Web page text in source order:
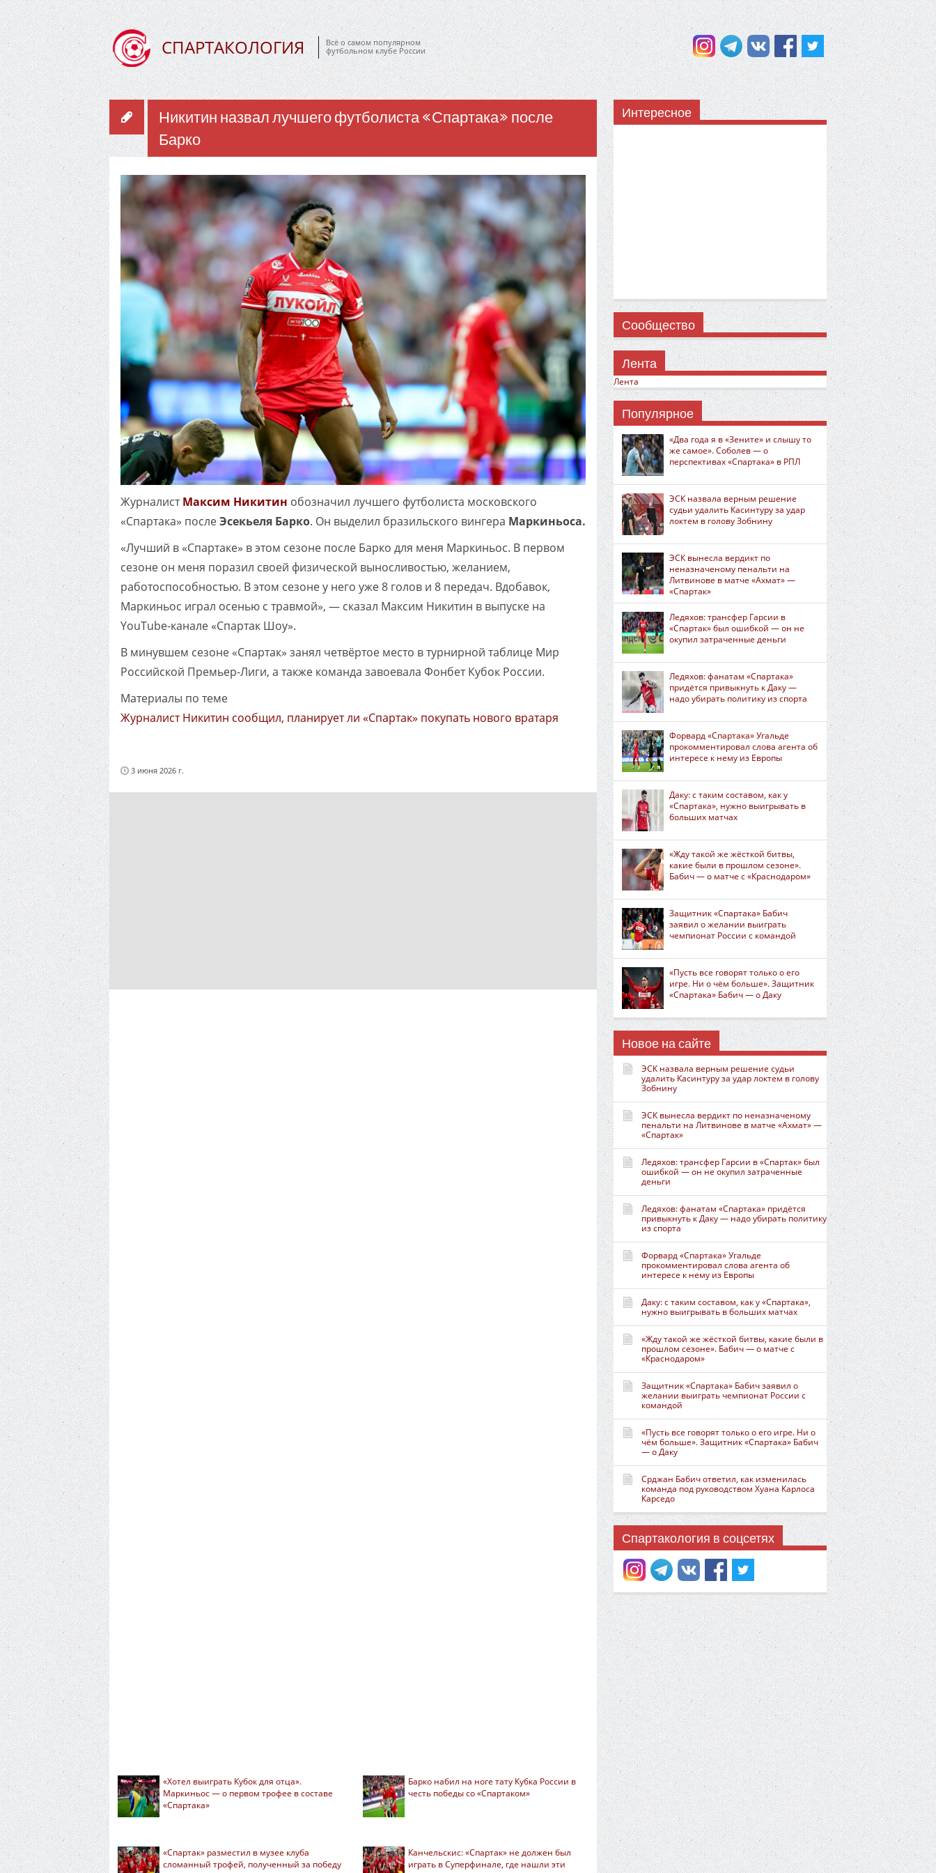
СПАРТАКОЛОГИЯ
Всё о самом популярном
футбольном клубе России
Никитин назвал лучшего футболиста «Спартака» после
Барко
ЖурналистМаксим Никитин обозначил лучшего футболиста московского
«Спартака» послеЭсекьеля Барко. Он выделил бразильского вингера Маркиньоса.
«Лучший в «Спартаке» в этом сезоне после Барко для меня Маркиньос. В первом
сезоне он меня поразил своей физической выносливостью, желанием,
работоспособностью. В этом сезоне у него уже 8 голов и 8 передач. Вдобавок,
Маркиньос играл осенью с травмой», — сказал Максим Никитин в выпуске на
YouTube-канале «Спартак Шоу».
В минувшем сезоне «Спартак» занял четвёртое место в турнирной таблице Мир
Российской Премьер-Лиги, а также команда завоевала Фонбет Кубок России.
Материалы по теме
Журналист Никитин сообщил, планирует ли «Спартак» покупать нового вратаря
3 июня 2026 г.
«Хотел выиграть Кубок для отца».
Маркиньос — о первом трофее в составе
«Спартака»
Барко набил на ноге тату Кубка России в
честь победы со «Спартаком»
«Спартак» разместил в музее клуба
сломанный трофей, полученный за победу
Канчельскис: «Спартак» не должен был
играть в Суперфинале, где нашли эти
Интересное
Сообщество
Лента
Лента
Популярное
«Два года я в «Зените» и слышу то
же самое». Соболев — о
перспективах «Спартака» в РПЛ
ЭСК назвала верным решение
судьи удалить Касинтуру за удар
локтем в голову Зобнину
ЭСК вынесла вердикт по
неназначеному пенальти на
Литвинове в матче «Ахмат» —
«Спартак»
Ледяхов: трансфер Гарсии в
«Спартак» был ошибкой — он не
окупил затраченные деньги
Ледяхов: фанатам «Спартака»
придётся привыкнуть к Даку —
надо убирать политику из спорта
Форвард «Спартака» Угальде
прокомментировал слова агента об
интересе к нему из Европы
Даку: с таким составом, как у
«Спартака», нужно выигрывать в
больших матчах
«Жду такой же жёсткой битвы,
какие были в прошлом сезоне».
Бабич — о матче с «Краснодаром»
Защитник «Спартака» Бабич
заявил о желании выиграть
чемпионат России с командой
«Пусть все говорят только о его
игре. Ни о чём больше». Защитник
«Спартака» Бабич — о Даку
Новое на сайте
ЭСК назвала верным решение судьи
удалить Касинтуру за удар локтем в голову
Зобнину
ЭСК вынесла вердикт по неназначеному
пенальти на Литвинове в матче «Ахмат» —
«Спартак»
Ледяхов: трансфер Гарсии в «Спартак» был
ошибкой — он не окупил затраченные
деньги
Ледяхов: фанатам «Спартака» придётся
привыкнуть к Даку — надо убирать политику
из спорта
Форвард «Спартака» Угальде
прокомментировал слова агента об
интересе к нему из Европы
Даку: с таким составом, как у «Спартака»,
нужно выигрывать в больших матчах
«Жду такой же жёсткой битвы, какие были в
прошлом сезоне». Бабич — о матче с
«Краснодаром»
Защитник «Спартака» Бабич заявил о
желании выиграть чемпионат России с
командой
«Пусть все говорят только о его игре. Ни о
чём больше». Защитник «Спартака» Бабич
— о Даку
Срджан Бабич ответил, как изменилась
команда под руководством Хуана Карлоса
Карседо
Спартакология в соцсетях